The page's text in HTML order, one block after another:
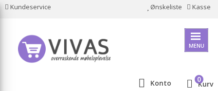
Kundeservice Ønskeliste Kasse
MENU
Konto Kurv
0